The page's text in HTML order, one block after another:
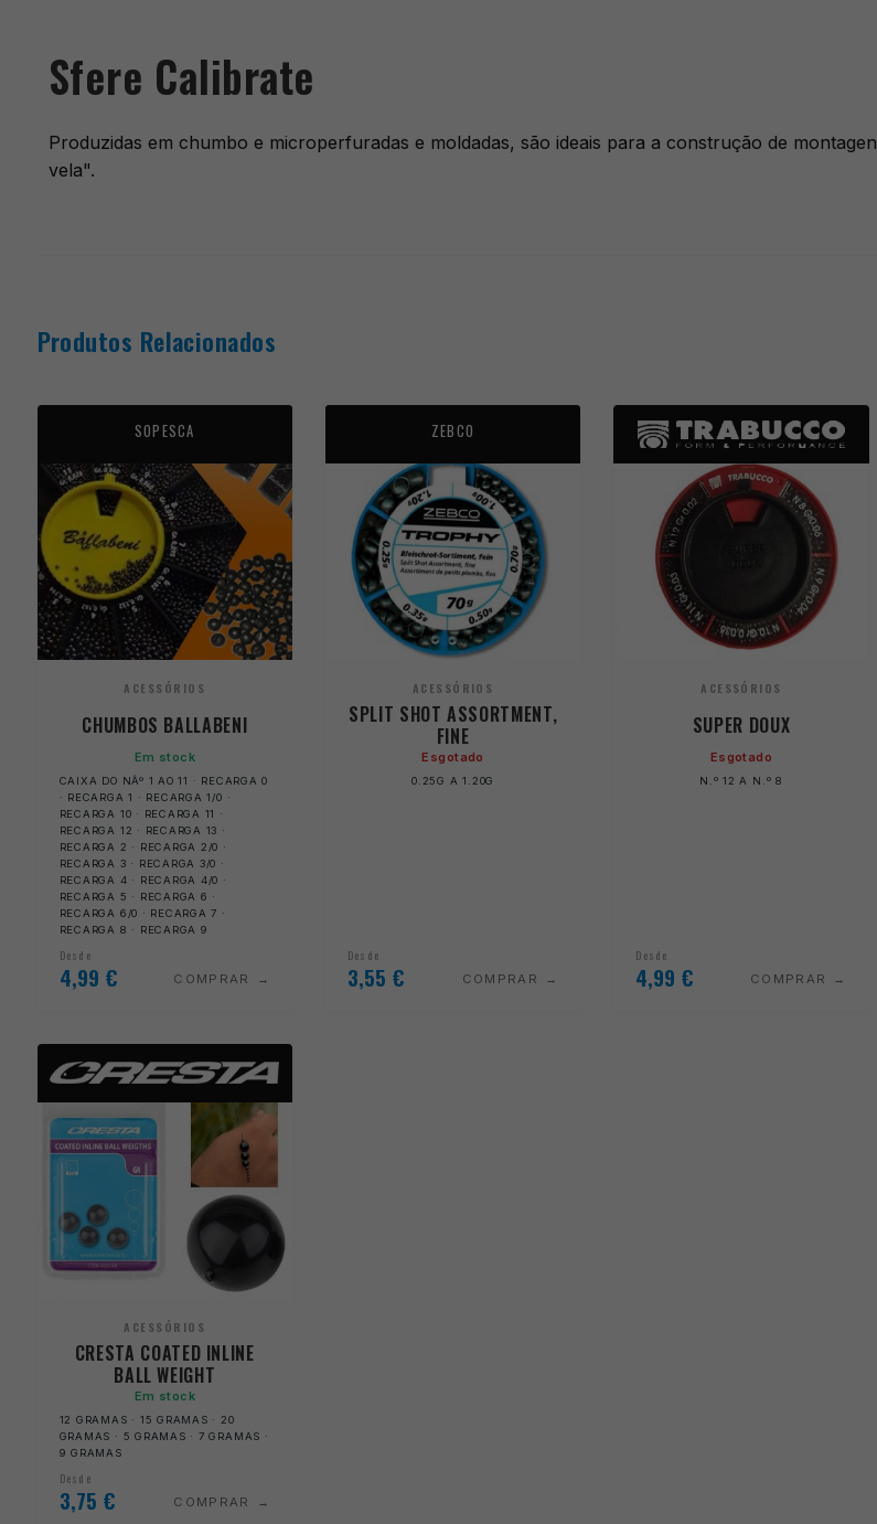
Sfere Calibrate
Produzidas em chumbo e microperfuradas e moldadas, são ideais para a construção de
vela".
Produtos Relacionados
SOPESCA
ACESSÓRIOS
CHUMBOS BALLABENI
Em stock
CAIXA DO NÂº 1 AO 11 · RECARGA 0
· RECARGA 1 · RECARGA 1/0 ·
RECARGA 10 · RECARGA 11 ·
RECARGA 12 · RECARGA 13 ·
RECARGA 2 · RECARGA 2/0 ·
RECARGA 3 · RECARGA 3/0 ·
RECARGA 4 · RECARGA 4/0 ·
RECARGA 5 · RECARGA 6 ·
RECARGA 6/0 · RECARGA 7 ·
RECARGA 8 · RECARGA 9
Desde
4,99 € COMPRAR
ZEBCO
ACESSÓRIOS
SPLIT SHOT ASSORTMENT,
FINE
Esgotado
0.25G A 1.20G
Desde
3,55 € COMPRAR
ACESSÓRIOS
SUPER DOUX
Esgotado
N.º 12 A N.º 8
Desde
4,99 € COMPRAR
ACESSÓRIOS
CRESTA COATED INLINE
BALL WEIGHT
Em stock
12 GRAMAS · 15 GRAMAS · 20
GRAMAS · 5 GRAMAS · 7 GRAMAS ·
9 GRAMAS
Desde
3,75 € COMPRAR